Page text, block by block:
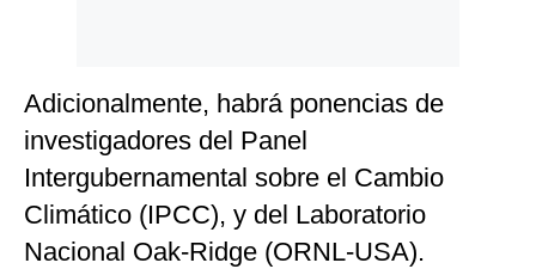
Adicionalmente, habrá ponencias de
investigadores del Panel
Intergubernamental sobre el Cambio
Climático (IPCC), y del Laboratorio
Nacional Oak-Ridge (ORNL-USA).